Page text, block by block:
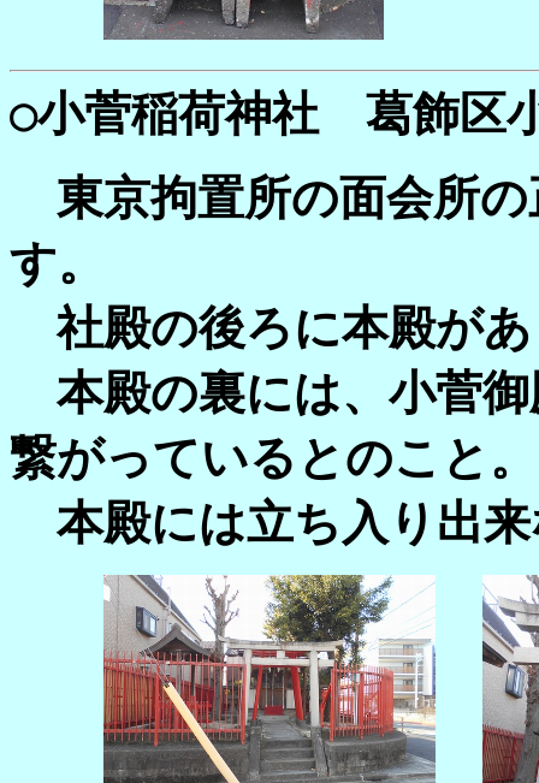
○小菅稲荷神社 葛飾区
東京拘置所の面会所
す。
社殿の後ろに本殿が
本殿の裏には、小菅
繋がっているとのこと。
本殿には立ち入り出